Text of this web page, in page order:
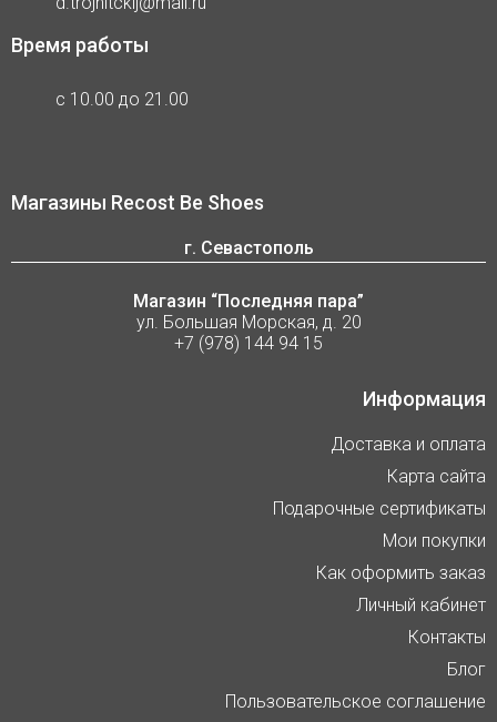
Время работы
с 10.00 до 21.00
Магазины Recost Be Shoes
г. Севастополь
Магазин “Последняя пара”
ул. Большая Морская, д. 20
+7 (978) 144 94 15
Информация
Доставка и оплата
Карта сайта
Подарочные сертификаты
Мои покупки
Как оформить заказ
Личный кабинет
Контакты
Блог
Пользовательское соглашение